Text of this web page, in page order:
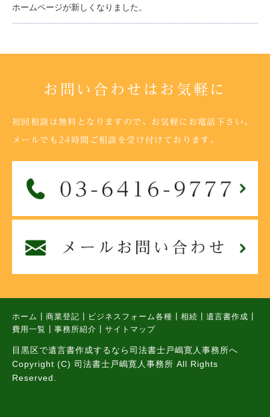
ホームページが新しくなりました。
お問い合わせはお気軽に
初回相談は無料となりますので、お気軽にお電話下さい。
メールでも24時間ご相談を受け付けております。
ホーム 商業登記 ビジネスフォーム各種 相続 遺言書作成
費用一覧 | 事務所紹介 | サイトマップ
目黒区で遺言書作成するなら司法書士戸嶋寛人事務所へ
Copyright (C) 司法書士戸嶋寛人事務所 All Rights
Reserved.